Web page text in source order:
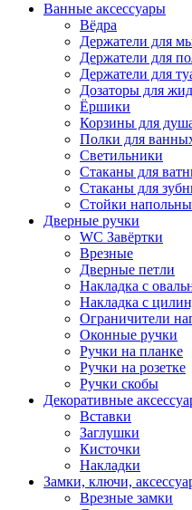
Ванные аксессуары
Вёдра
Держатели для
Держатели для
Держатели для
Дозаторы для
Ёршики
Корзины для
Полки для
Светильники
Стаканы для
Стаканы для
Стойки
Дверные ручки
WC Завёртки
Врезные
Дверные петли
Накладка с
Накладка с
Ограничители
Оконные ручки
Ручки на планке
Ручки на розетке
Ручки скобы
Декоративные
Вставки
Заглушки
Кисточки
Накладки
Замки, ключи,
Врезные замки